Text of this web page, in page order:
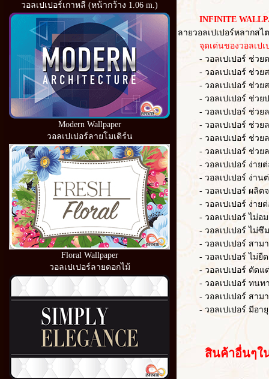
วอลเปเปอร์เกาหลี (หน้ากว้าง 1.06 m.)
Modern Wallpaper
วอลเปเปอร์ลายโมเดิร์น
Floral Wallpaper
วอลเปเปอร์ลายดอกไม้
INFINITE
ลายวอลเปเปอร์หลากส
จุดเด่นของวอลเปเป
- วอลเปเปอร์ ช่วยต
- วอลเปเปอร์ ช่วยสร้
- วอลเปเปอร์ ช่วยส
- วอลเปเปอร์ ช่วยป
- วอลเปเปอร์ ช่วยลด
- วอลเปเปอร์ ช่วยลด
- วอลเปเปอร์ ช่วยล
- วอลเปเปอร์ ช่วยลด
- วอลเปเปอร์ ง่ายต่
- วอลเปเปอร์ ง่านต่
- วอลเปเปอร์ ผลิตจ
- วอลเปเปอร์ ง่ายต่
- วอลเปเปอร์ ไม่อ
- วอลเปเปอร์ ไม่ซึ
- วอลเปเปอร์ สามาร
- วอลเปเปอร์ ไม่ยืด
- วอลเปเปอร์ ตัดแต่
- วอลเปเปอร์ ทนท
- วอลเปเปอร์ สามา
- วอลเปเปอร์ มีอายุ
สินค้าอื่นๆใน